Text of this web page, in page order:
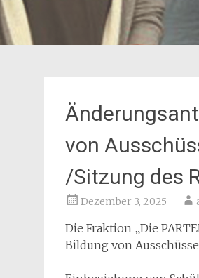
von
/Sitzung des
Dezember 3, 2025
Die Fraktion „Die
Bildung von